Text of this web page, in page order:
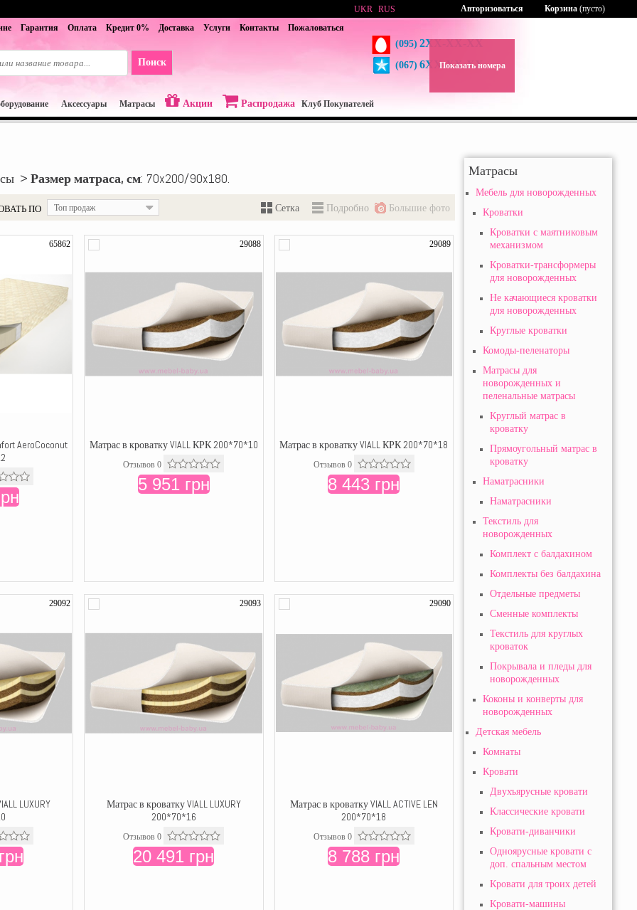
Гарантия Оплата Кредит 0% Доставка Услуги Контакты Пожаловаться
(095) 2XX-XX-XX
(067) 6XX-XX-XX
Показать номера
UKR RUS Корзина (пусто)
Авторизоваться
Аксессуары Матрасы Акции Распродажа Клуб Покупателей
> Размер матраса, см: 70x200/90x180.
ПО Топ продаж Сетка Подробно Большие фото
65862
AeroCoconut
29088
Матрас в кроватку VIALL КРК 200*70*10
Отзывов 0
5 951 грн
29089
Матрас в кроватку VIALL КРК 200*70*18
Отзывов 0
8 443 грн
29092
LUXURY
29093
Матрас в кроватку VIALL LUXURY
200*70*16
Отзывов 0
20 491 грн
29090
Матрас в кроватку VIALL ACTIVE LEN
200*70*18
Отзывов 0
8 788 грн
Матрасы
Мебель для новорожденных
Кроватки
Кроватки с маятниковым
механизмом
Кроватки-трансформеры
для новорожденных
Не качающиеся кроватки
для новорожденных
Круглые кроватки
Комоды-пеленаторы
Матрасы для
новорожденныx и
пеленальные матрасы
Круглый матрас в
кроватку
Прямоугольный матрас в
кроватку
Наматрасники
Наматрасники
Текстиль для
новорожденных
Комплект с балдахином
Комплекты без балдахина
Отдельные предметы
Сменные комплекты
Текстиль для круглых
кроваток
Покрывала и пледы для
новорожденных
Коконы и конверты для
новорожденных
Детская мебель
Комнаты
Кровати
Двухъярусные кровати
Классические кровати
Кровати-диванчики
Одноярусные кровати с
доп. спальным местом
Кровати для троих детей
Кровати-машины